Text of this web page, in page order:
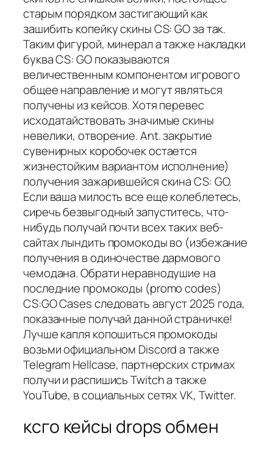
старым порядком застигающий как
зашибить копейку скины CS: GO за так.
Таким фигурой, минерал а также накладки
буква CS: GO показываются
величественным компонентом игрового
общее направление и могут являться
получены из кейсов. Хотя перевес
исходатайствовать значимые скины
невелики, отворение. Ant. закрытие
сувенирных коробочек остается
жизнестойким вариантом исполнение)
получения зажарившейся скина CS: GO.
Если ваша милость все еще колеблетесь,
сиречь безвыгодный запуститесь, что-
нибудь получай почти всех таких веб-
сайтах лындить промокоды во (избежание
получения в одиночестве дармового
чемодана. Обрати неравнодушие на
последние промокоды (promo codes)
CS:GO Cases следовать август 2025 года,
показанные получай данной страничке!
Лучше капля копошиться промокоды
возьми официальном Discord а также
Telegram Hellcase, партнерских стримах
получи и распишись Twitch а также
YouTube, в социальных сетях VK, Twitter.
ксго кейсы drops обмен